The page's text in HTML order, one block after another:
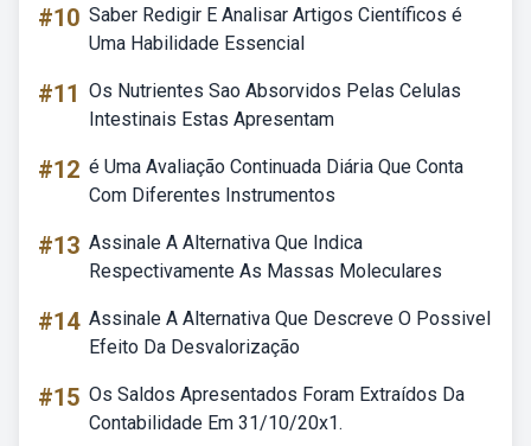
#10 Saber Redigir E Analisar Artigos Científicos é
Uma Habilidade Essencial
#11 Os Nutrientes Sao Absorvidos Pelas Celulas
Intestinais Estas Apresentam
#12 é Uma Avaliação Continuada Diária Que Conta
Com Diferentes Instrumentos
#13 Assinale A Alternativa Que Indica
Respectivamente As Massas Moleculares
#14 Assinale A Alternativa Que Descreve O Possivel
Efeito Da Desvalorização
#15 Os Saldos Apresentados Foram Extraídos Da
Contabilidade Em 31/10/20x1.